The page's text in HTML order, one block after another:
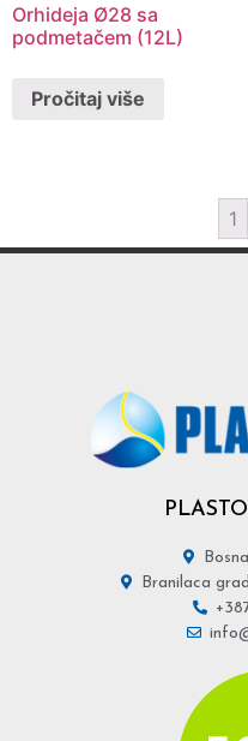
Orhideja Ø28 sa
podmetačem (12L)
Pročitaj više
1
Branilaca